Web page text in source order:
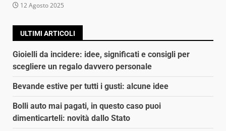
12 Agosto 2025
ULTIMI ARTICOLI
Gioielli da incidere: idee, significati e consigli per
scegliere un regalo davvero personale
Bevande estive per tutti i gusti: alcune idee
Bolli auto mai pagati, in questo caso puoi
dimenticarteli: novità dallo Stato